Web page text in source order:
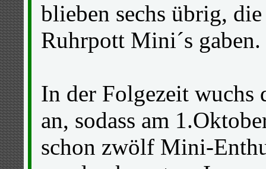
blieben sechs übrig,
Ruhrpott Mini´s gaben.
In der Folgezeit
an, sodass am
schon zwölf Mini-